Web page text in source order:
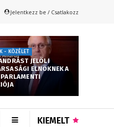
Jelentkezz be / Csatlakozz
- KÖZÉLET
JELÖLI
ELNÖKNEK A
KIEMELT